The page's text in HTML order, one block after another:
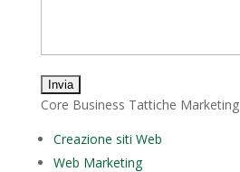
Core Business Tattiche Marketing
Creazione siti Web
Web Marketing